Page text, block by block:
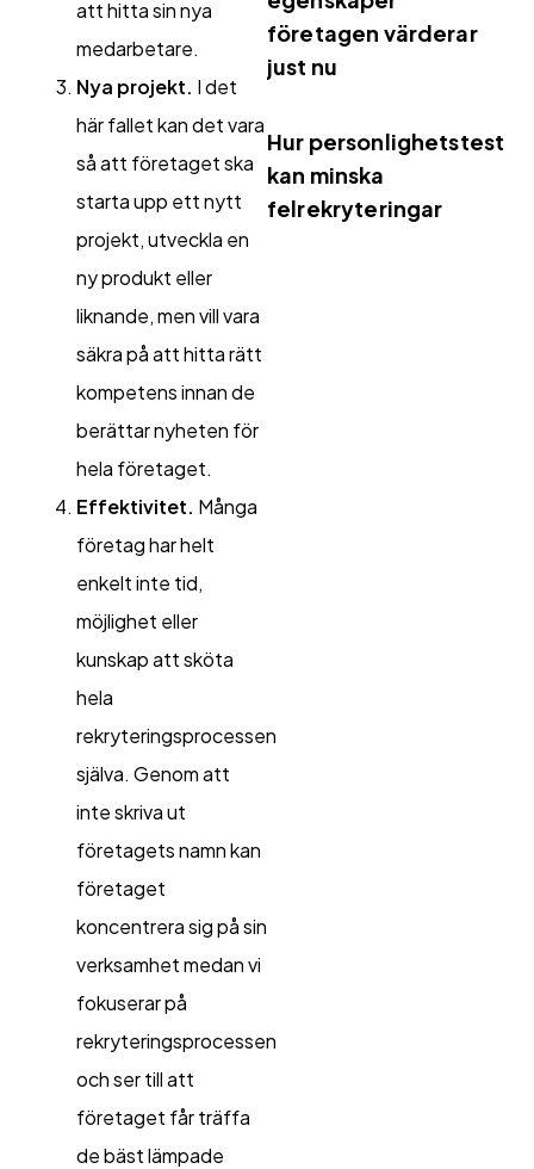
att hitta sin nya
medarbetare.
Nya projekt. I det
här fallet kan det vara
så att företaget ska
starta upp ett nytt
projekt, utveckla en
ny produkt eller
liknande, men vill vara
säkra på att hitta rätt
kompetens innan de
berättar nyheten för
hela företaget.
Effektivitet. Många
företag har helt
enkelt inte tid,
möjlighet eller
kunskap att sköta
hela
rekryteringsprocessen
själva. Genom att
inte skriva ut
företagets namn kan
företaget
koncentrera sig på sin
verksamhet medan vi
fokuserar på
rekryteringsprocessen
och ser till att
företaget får träffa
de bäst lämpade
företagen värderar
just nu
Hur personlighetstest
kan minska
felrekryteringar